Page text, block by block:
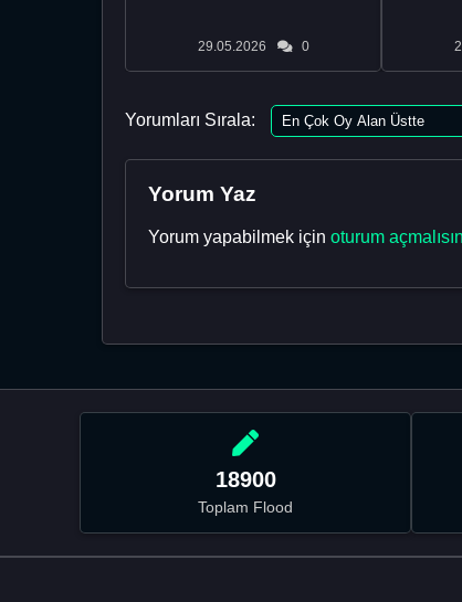
29.05.2026 0
Yorumları Sırala:
Yorum Yaz
Yorum yapabilmek için oturum
18900
Toplam Flood